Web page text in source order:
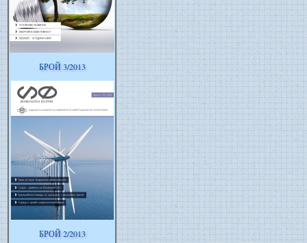
БРОЙ 3/2013
БРОЙ 2/2013